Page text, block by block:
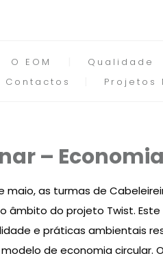
O EOM Qualidade
Contactos
Projetos
–
maio, as turmas de
âmbito do projeto Twist.
e práticas ambientais
de economia circular.